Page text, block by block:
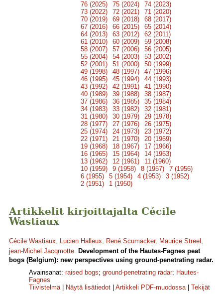
76 (2025) 75 (2024)
74 (2023)
73 (2022)
72 (2021)
71 (2020)
70 (2019)
69 (2018)
68 (2017)
67 (2016)
66 (2015)
65 (2014)
64 (2013)
63 (2012)
62 (2011)
61 (2010)
60 (2009)
59 (2008)
58 (2007)
57 (2006)
56 (2005)
55 (2004)
54 (2003)
53 (2002)
52 (2001)
51 (2000)
50 (1999)
49 (1998)
48 (1997)
47 (1996)
46 (1995)
45 (1994)
44 (1993)
43 (1992)
42 (1991)
41 (1990)
40 (1989)
39 (1988)
38 (1987)
37 (1986)
36 (1985)
35 (1984)
34 (1983)
33 (1982)
32 (1981)
31 (1980)
30 (1979)
29 (1978)
28 (1977)
27 (1976)
26 (1975)
25 (1974)
24 (1973)
23 (1972)
22 (1971)
21 (1970)
20 (1969)
19 (1968)
18 (1967)
17 (1966)
16 (1965)
15 (1964)
14 (1963)
13 (1962)
12 (1961)
11 (1960)
10 (1959)
9 (1958) 8 (1957)
7 (1956)
6 (1955)
5 (1954) 4 (1953)
3 (1952)
2 (1951)
1 (1950)
Artikkelit kirjoittajalta Cécile
Wastiaux
Cécile Wastiaux, Lucien Halleux, René Scumacker, Maurice Streel ,
jean-Michel Jacqmotte. Development of the Hautes-Fagnes peat
bogs (Belgium): new perspectives using ground-penetrating radar.
Avainsanat: raised bogs; ground-penetrating radar; Hautes-
Fagnes
Tiivistelmä| Näytä lisätiedot Artikkeli PDF-muodossa| Tekijät